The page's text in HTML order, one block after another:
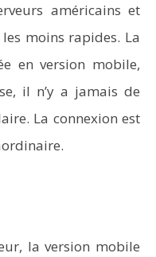
américains et
moins rapides. La
en version mobile,
il n’y a jamais de
La connexion est
la version mobile